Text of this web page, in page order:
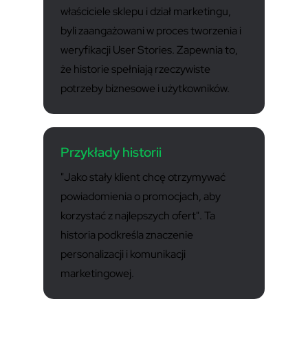
właściciele sklepu i dział marketingu,
byli zaangażowani w proces tworzenia i
weryfikacji User Stories. Zapewnia to,
że historie spełniają rzeczywiste
potrzeby biznesowe i użytkowników.
Przykłady historii
"Jako stały klient chcę otrzymywać
powiadomienia o promocjach, aby
korzystać z najlepszych ofert". Ta
historia podkreśla znaczenie
personalizacji i komunikacji
marketingowej.